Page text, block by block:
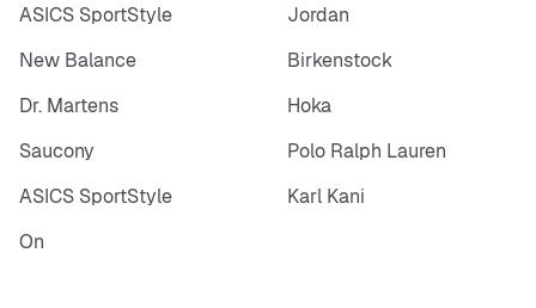
ASICS SportStyle
Jordan
New Balance
Birkenstock
Dr. Martens
Hoka
Saucony
Polo Ralph Lauren
ASICS SportStyle
Karl Kani
On